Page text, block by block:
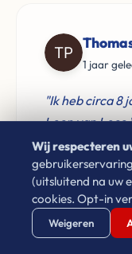
1 jaar
"Ik heb circa 8
Leon van Leco
prettige
en zorgt dat
Zeker een
Wij respecteren
(uitsluitend na uw
cookies. Opt-in
Weigeren
Verstuur